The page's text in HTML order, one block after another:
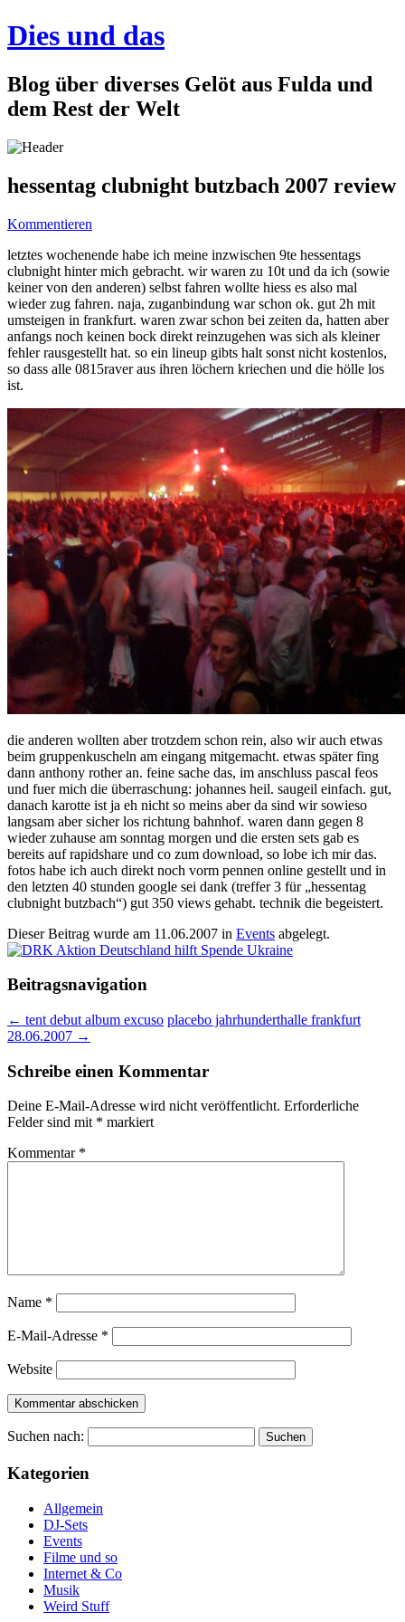
Dies und das
Blog über diverses Gelöt aus Fulda und
dem Rest der Welt
hessentag clubnight butzbach 2007 review
Kommentieren
letztes wochenende habe ich meine inzwischen 9te hessentags
clubnight hinter mich gebracht. wir waren zu 10t und da ich (sowie
keiner von den anderen) selbst fahren wollte hiess es also mal
wieder zug fahren. naja, zuganbindung war schon ok. gut 2h mit
umsteigen in frankfurt. waren zwar schon bei zeiten da, hatten aber
anfangs noch keinen bock direkt reinzugehen was sich als kleiner
fehler rausgestellt hat. so ein lineup gibts halt sonst nicht kostenlos,
so dass alle 0815raver aus ihren löchern kriechen und die hölle los
ist.
die anderen wollten aber trotzdem schon rein, also wir auch etwas
beim gruppenkuscheln am eingang mitgemacht. etwas später fing
dann anthony rother an. feine sache das, im anschluss pascal feos
und fuer mich die überraschung: johannes heil. saugeil einfach. gut,
danach karotte ist ja eh nicht so meins aber da sind wir sowieso
langsam aber sicher los richtung bahnhof. waren dann gegen 8
wieder zuhause am sonntag morgen und die ersten sets gab es
bereits auf rapidshare und co zum download, so lobe ich mir das.
fotos habe ich auch direkt noch vorm pennen online gestellt und in
den letzten 40 stunden google sei dank (treffer 3 für „hessentag
clubnight butzbach“) gut 350 views gehabt. technik die begeistert.
Dieser Beitrag wurde am 11.06.2007 in Events abgelegt.
Beitragsnavigation
← tent debut album excuso placebo jahrhunderthalle frankfurt
28.06.2007 →
Schreibe einen Kommentar
Deine E-Mail-Adresse wird nicht veröffentlicht. Erforderliche
Felder sind mit * markiert
Kommentar *
Name *
E-Mail-Adresse *
Website
Suchen nach:
Kategorien
Allgemein
DJ-Sets
Events
Filme und so
Internet & Co
Musik
Weird Stuff